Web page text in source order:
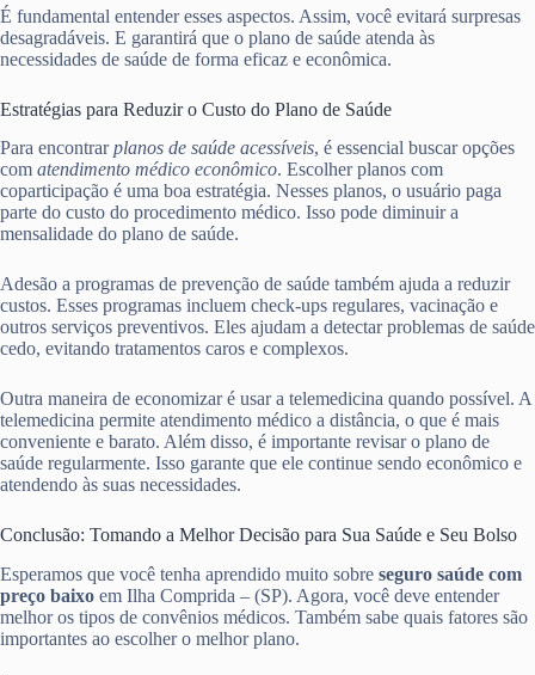
É fundamental entender esses aspectos. Assim, você evitará surpresas
desagradáveis. E garantirá que o plano de saúde atenda às
necessidades de saúde de forma eficaz e econômica.
Estratégias para Reduzir o Custo do Plano de Saúde
Para encontrarplanos de saúde acessíveis, é essencial buscar opções
com atendimento médico econômico. Escolher planos com
coparticipação é uma boa estratégia. Nesses planos, o usuário paga
parte do custo do procedimento médico. Isso pode diminuir a
mensalidade do plano de saúde.
Adesão a programas de prevenção de saúde também ajuda a reduzir
custos. Esses programas incluem check-ups regulares, vacinação e
outros serviços preventivos. Eles ajudam a detectar problemas de saúde
cedo, evitando tratamentos caros e complexos.
Outra maneira de economizar é usar a telemedicina quando possível. A
telemedicina permite atendimento médico a distância, o que é mais
conveniente e barato. Além disso, é importante revisar o plano de
saúde regularmente. Isso garante que ele continue sendo econômico e
atendendo às suas necessidades.
Conclusão: Tomando a Melhor Decisão para Sua Saúde e Seu Bolso
Esperamos que você tenha aprendido muito sobre seguro saúde com
preço baixo em Ilha Comprida – (SP). Agora, você deve entender
melhor os tipos de convênios médicos. Também sabe quais fatores são
importantes ao escolher o melhor plano.